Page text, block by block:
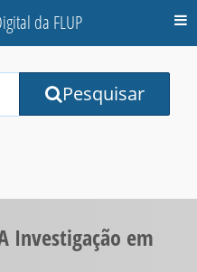
da FLUP
Pesquisar
Investigação em